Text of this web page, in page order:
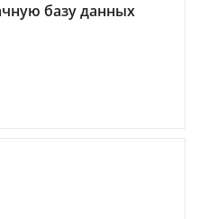
базу данных